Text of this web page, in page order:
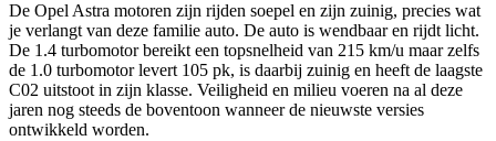
De Opel Astra motoren zijn rijden soepel en zijn zuinig, precies wat
je verlangt van deze familie auto. De auto is wendbaar en rijdt licht.
De 1.4 turbomotor bereikt een topsnelheid van 215 km/u maar zelfs
de 1.0 turbomotor levert 105 pk, is daarbij zuinig en heeft de laagste
C02 uitstoot in zijn klasse. Veiligheid en milieu voeren na al deze
jaren nog steeds de boventoon wanneer de nieuwste versies
ontwikkeld worden.